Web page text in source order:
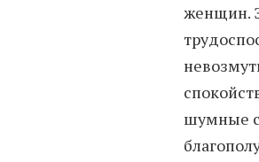
женщин.
шумные